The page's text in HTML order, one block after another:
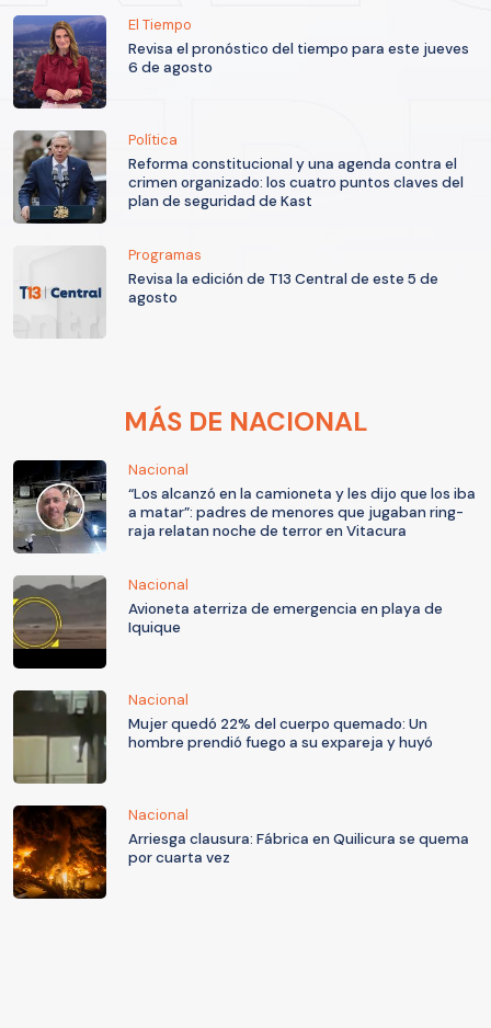
El Tiempo
Revisa el pronóstico del tiempo para este jueves
6 de agosto
Política
Reforma constitucional y una agenda contra el
crimen organizado: los cuatro puntos claves del
plan de seguridad de Kast
Programas
Revisa la edición de T13 Central de este 5 de
agosto
MÁS DE NACIONAL
Nacional
“Los alcanzó en la camioneta y les dijo que los iba
a matar”: padres de menores que jugaban ring-
raja relatan noche de terror en Vitacura
Nacional
Avioneta aterriza de emergencia en playa de
Iquique
Nacional
Mujer quedó 22% del cuerpo quemado: Un
hombre prendió fuego a su expareja y huyó
Nacional
Arriesga clausura: Fábrica en Quilicura se quema
por cuarta vez